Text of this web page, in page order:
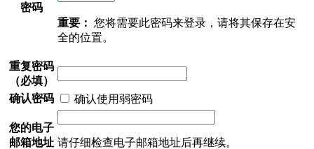
密码
重要： 您将需要此密码来登录，请将其保存在安
全的位置。
重复密码
（必填）
确认密码
确认使用弱密码
您的电子
邮箱地址 请仔细检查电子邮箱地址后再继续。